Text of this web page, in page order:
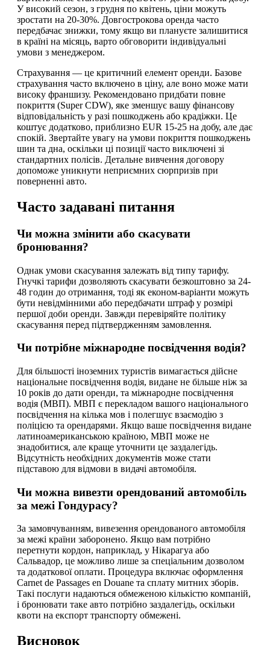
У високий сезон, з грудня по квітень, ціни можуть
зростати на 20-30%. Довгострокова оренда часто
передбачає знижки, тому якщо ви плануєте залишитися
в країні на місяць, варто обговорити індивідуальні
умови з менеджером.
Страхування — це критичний елемент оренди. Базове
страхування часто включено в ціну, але воно може мати
високу франшизу. Рекомендовано придбати повне
покриття (Super CDW), яке зменшує вашу фінансову
відповідальність у разі пошкоджень або крадіжки. Це
коштує додатково, приблизно EUR 15-25 на добу, але дає
спокій. Звертайте увагу на умови покриття пошкоджень
шин та дна, оскільки ці позиції часто виключені зі
стандартних полісів. Детальне вивчення договору
допоможе уникнути неприємних сюрпризів при
поверненні авто.
Часто задавані питання
Чи можна змінити або скасувати
бронювання?
Однак умови скасування залежать від типу тарифу.
Гнучкі тарифи дозволяють скасувати безкоштовно за 24-
48 годин до отримання, тоді як економ-варіанти можуть
бути невідмінними або передбачати штраф у розмірі
першої доби оренди. Завжди перевіряйте політику
скасування перед підтвердженням замовлення.
Чи потрібне міжнародне посвідчення водія?
Для більшості іноземних туристів вимагається дійсне
національне посвідчення водія, видане не більше ніж за
10 років до дати оренди, та міжнародне посвідчення
водія (МВП). МВП є перекладом вашого національного
посвідчення на кілька мов і полегшує взаємодію з
поліцією та орендарями. Якщо ваше посвідчення видане
латиноамериканською країною, МВП може не
знадобитися, але краще уточнити це заздалегідь.
Відсутність необхідних документів може стати
підставою для відмови в видачі автомобіля.
Чи можна вивезти орендований автомобіль
за межі Гондурасу?
За замовчуванням, вивезення орендованого автомобіля
за межі країни заборонено. Якщо вам потрібно
перетнути кордон, наприклад, у Нікарагуа або
Сальвадор, це можливо лише за спеціальним дозволом
та додаткової оплати. Процедура включає оформлення
Carnet de Passages en Douane та сплату митних зборів.
Такі послуги надаються обмеженою кількістю компаній,
і бронювати таке авто потрібно заздалегідь, оскільки
квоти на експорт транспорту обмежені.
Висновок